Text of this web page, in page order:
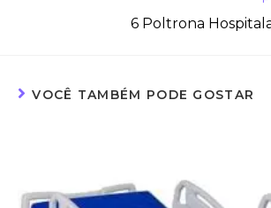
6 Poltrona
VOCÊ TAMBÉM PODE GOSTAR